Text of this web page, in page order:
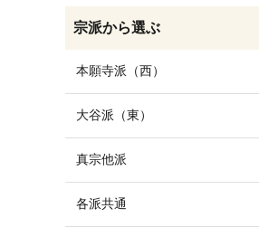
宗派から選ぶ
本願寺派（西）
大谷派（東）
真宗他派
各派共通